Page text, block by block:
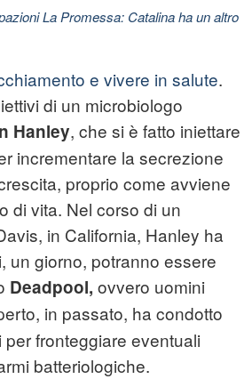
La Promessa: Catalina ha un altro
e vivere in salute.
di un microbiologo
Hanley, che si è fatto iniettare
incrementare la secrezione
proprio come avviene
di vita. Nel corso di un
in California, Hanley ha
un giorno, potranno essere
Deadpool, ovvero uomini
in passato, ha condotto
fronteggiare eventuali
batteriologiche.